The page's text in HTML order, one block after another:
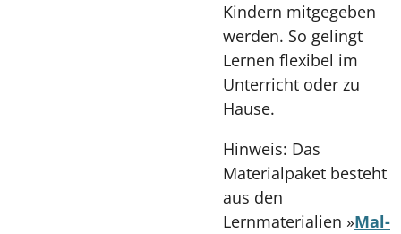
Kindern mitgegeben
werden. So gelingt
Lernen flexibel im
Unterricht oder zu
Hause.
Hinweis: Das
Materialpaket besteht
aus den
Lernmaterialien »Mal-